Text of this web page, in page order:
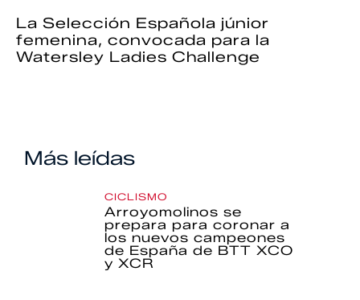
La Selección Española júnior
femenina, convocada para la
Watersley Ladies Challenge
Más leídas
CICLISMO
Arroyomolinos se
prepara para coronar a
los nuevos campeones
de España de BTT XCO
y XCR